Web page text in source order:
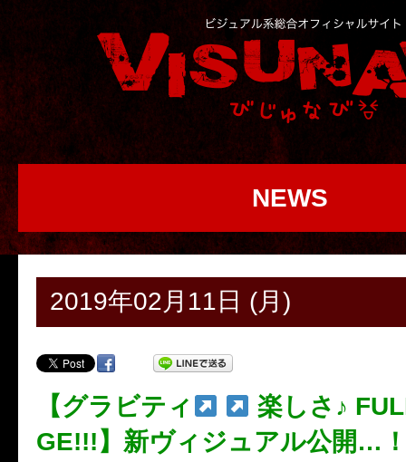
NEWS
2019年02月11日 (月)
【グラビティ
楽しさ♪
GE!!!】新ヴィジュアル公開…